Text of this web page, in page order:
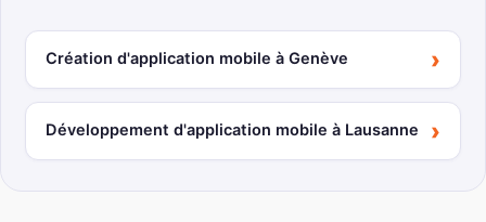
Création d'application mobile à Genève ›
Développement d'application mobile à Lausanne ›